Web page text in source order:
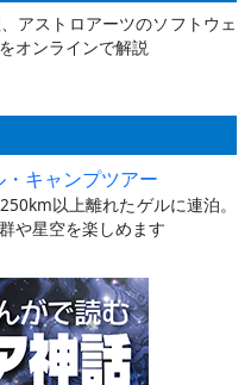
アストロアーツのソフトウェ
オンラインで解説
キャンプツアー
以上離れたゲルに連泊。
や星空を楽しめます